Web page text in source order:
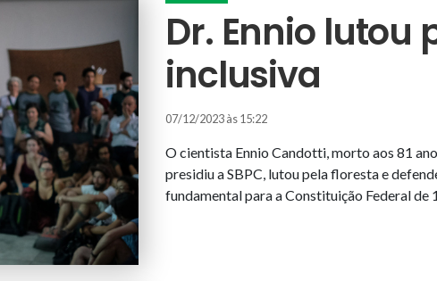
Dr. Ennio lutou
inclusiva
07/12/2023 às 15:22
O cientista Ennio Candotti, morto aos 81
presidiu a SBPC, lutou pela floresta e
fundamental para a Constituição Federal